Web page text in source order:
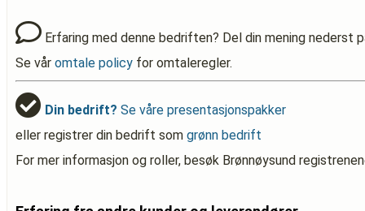
Erfaring med denne bedriften? Del din mening nederst
Se vår omtale policy for omtaleregler.
Din bedrift? Se våre presentasjonspakker
eller registrer din bedrift som grønn bedrift
For mer informasjon og roller, besøk Brønnøysund